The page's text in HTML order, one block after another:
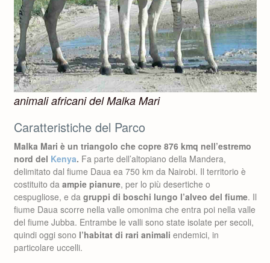
animali africani del Malka Mari
Caratteristiche del Parco
Malka Mari è un triangolo che copre 876 kmq nell’estremo
nord del Kenya. Fa parte dell’altopiano della Mandera,
delimitato dal fiume Daua ea 750 km da Nairobi. Il territorio è
costituito da ampie pianure, per lo più desertiche o
cespugliose, e da gruppi di boschi lungo l’alveo del fiume. Il
fiume Daua scorre nella valle omonima che entra poi nella valle
del fiume Jubba. Entrambe le valli sono state isolate per secoli,
quindi oggi sono l’habitat di rari animali endemici, in
particolare uccelli.